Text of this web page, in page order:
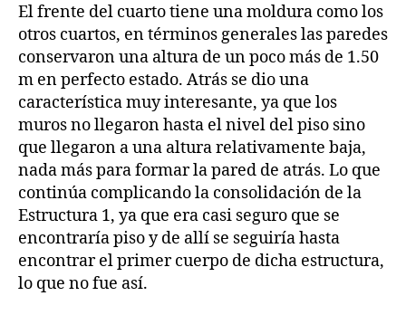
El frente del cuarto tiene una moldura como los
otros cuartos, en términos generales las paredes
conservaron una altura de un poco más de 1.50
m en perfecto estado. Atrás se dio una
característica muy interesante, ya que los
muros no llegaron hasta el nivel del piso sino
que llegaron a una altura relativamente baja,
nada más para formar la pared de atrás. Lo que
continúa complicando la consolidación de la
Estructura 1, ya que era casi seguro que se
encontraría piso y de allí se seguiría hasta
encontrar el primer cuerpo de dicha estructura,
lo que no fue así.